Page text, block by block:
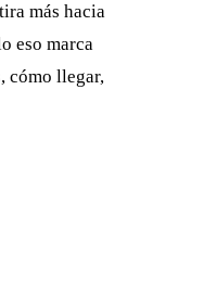
más hacia
eso marca
cómo llegar,